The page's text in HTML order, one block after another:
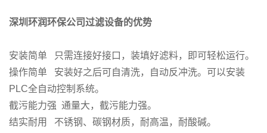
深圳环润环保公司过滤设备的优势
安装简单 只需连接好接口，装填好滤料，即可轻松运行。
操作简单 安装好之后可自清洗，自动反冲洗。可以安装
PLC全自动控制系统。
截污能力强 通量大，截污能力强。
结实耐用 不锈钢、碳钢材质，耐高温，耐酸碱。